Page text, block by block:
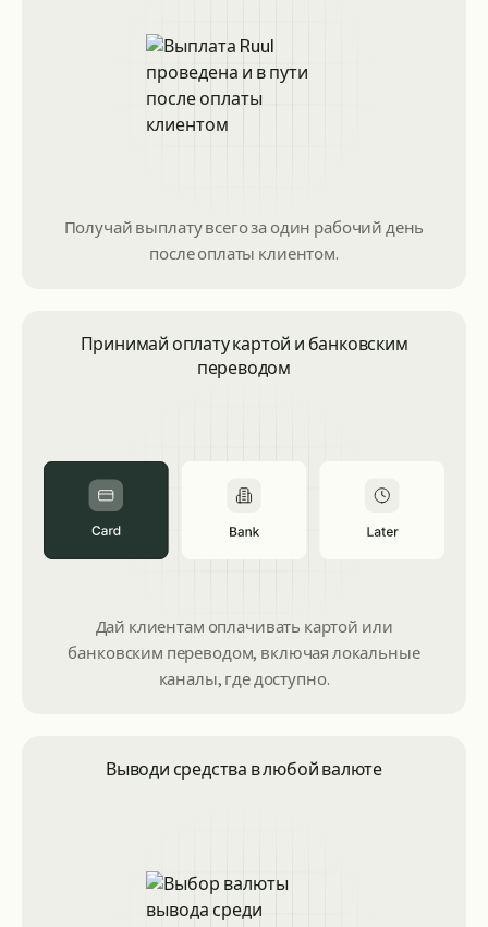
Получай выплату всего за один рабочий день
после оплаты клиентом.
Принимай оплату картой и банковским
переводом
Дай клиентам оплачивать картой или
банковским переводом, включая локальные
каналы, где доступно.
Выводи средства в любой валюте